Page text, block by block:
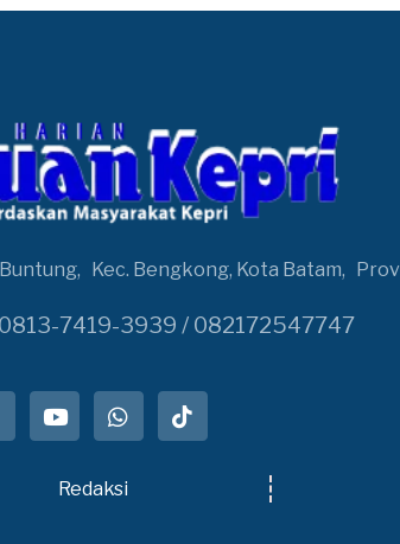
Kec. Bengkong, Kota Batam,
0813-7419-3939 / 082172547747
Redaksi